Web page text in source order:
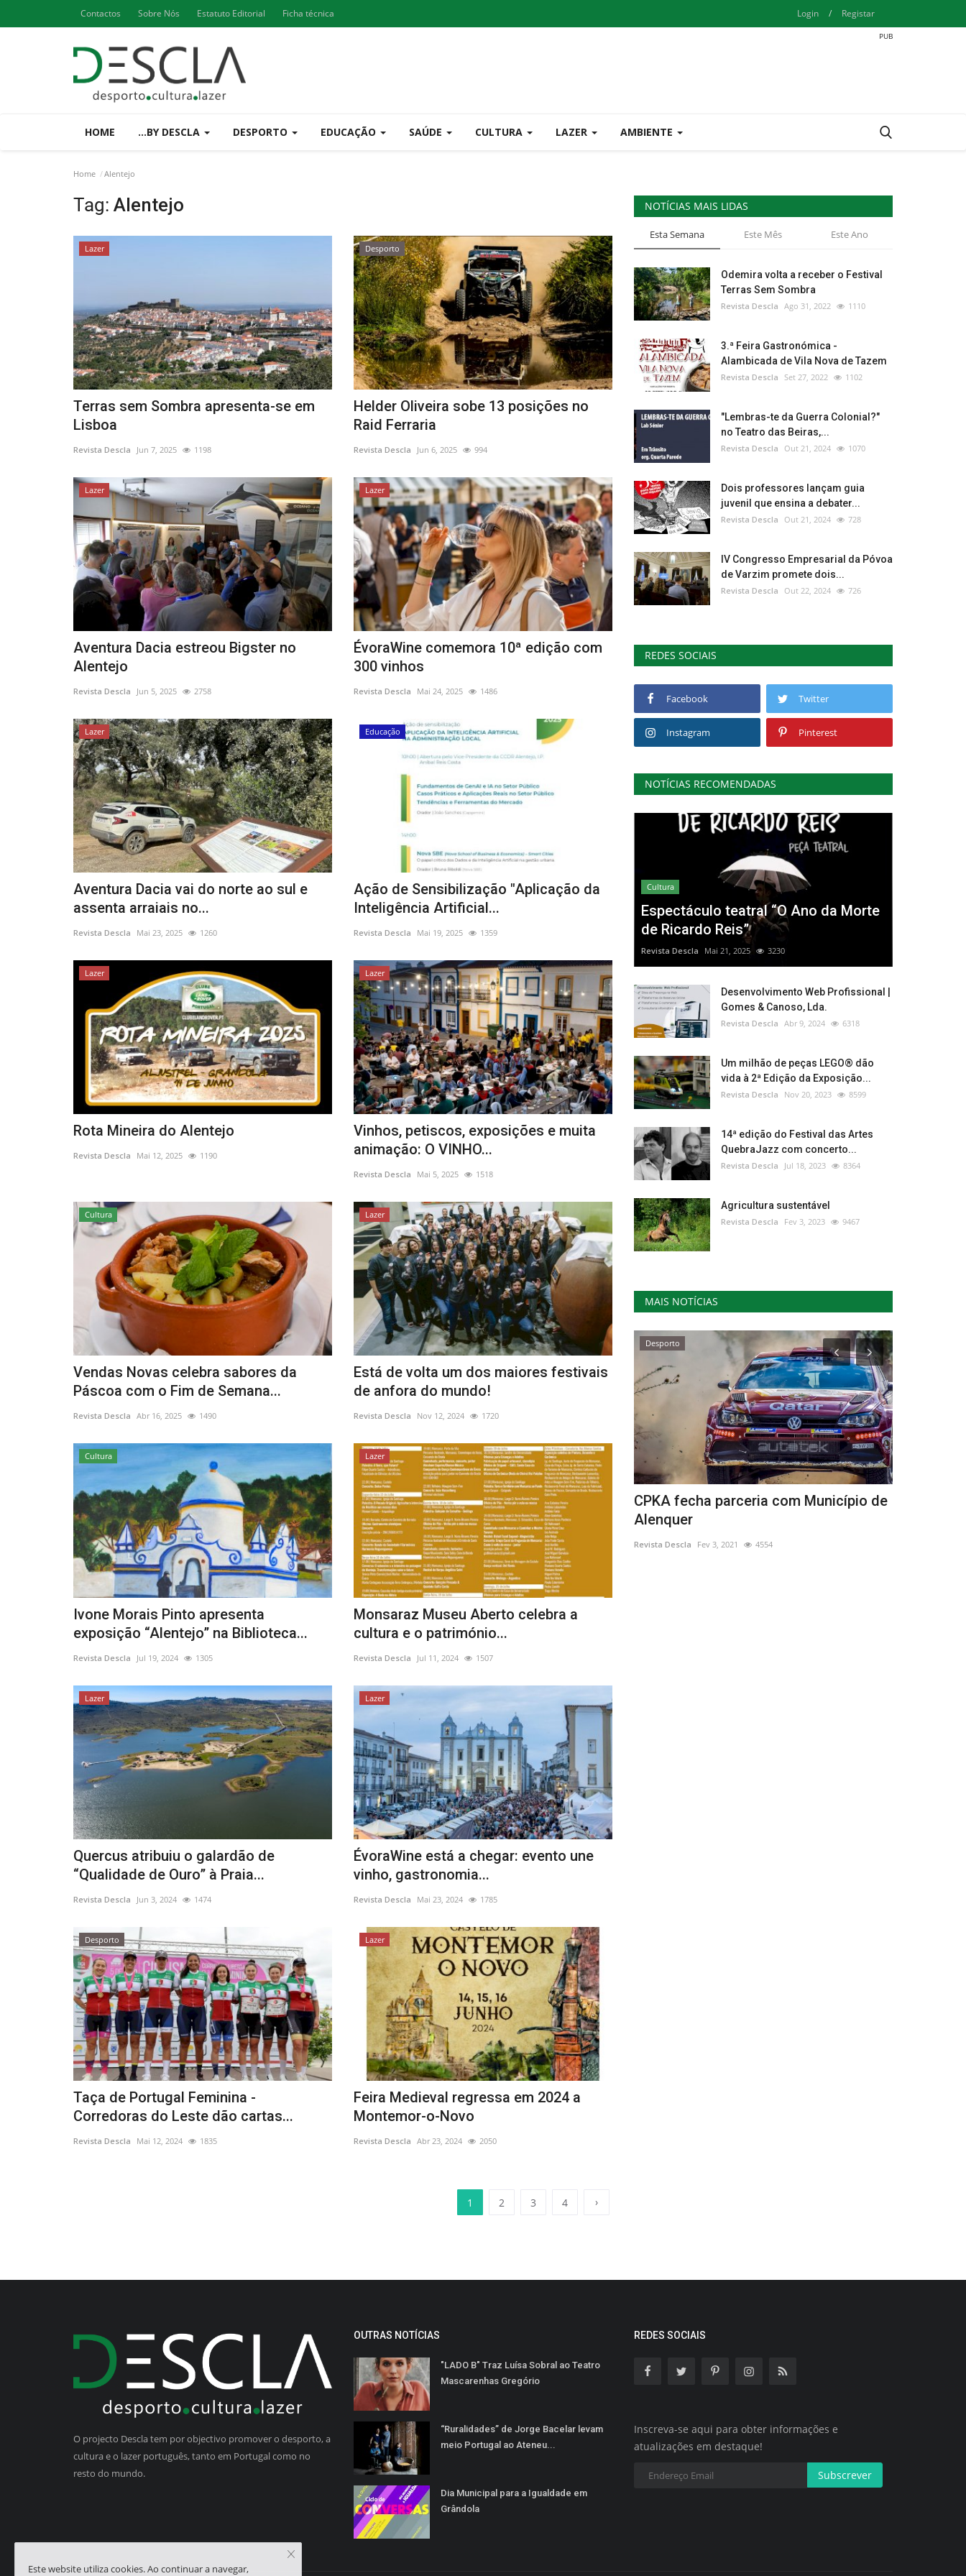
Contactos Sobre Nós Estatuto Editorial Ficha técnica Login / Registar
HOME ...BY DESCLA DESPORTO EDUCAÇÃO SAÚDE CULTURA LAZER AMBIENTE
Home Alentejo
Tag: Alentejo
Lazer
Terras sem Sombra apresenta-se em
Lisboa
Revista Descla Jun 7, 2025 1198
Desporto
Helder Oliveira sobe 13 posições no
Raid Ferraria
Revista Descla Jun 6, 2025 994
Lazer
Aventura Dacia estreou Bigster no
Alentejo
Revista Descla Jun 5, 2025 2758
Lazer
ÉvoraWine comemora 10ª edição com
300 vinhos
Revista Descla Mai 24, 2025 1486
Lazer
Aventura Dacia vai do norte ao sul e
assenta arraiais no...
Revista Descla Mai 23, 2025 1260
Educação
Ação de Sensibilização "Aplicação da
Inteligência Artificial...
Revista Descla Mai 19, 2025 1359
Lazer
Rota Mineira do Alentejo
Revista Descla Mai 12, 2025 1190
Lazer
Vinhos, petiscos, exposições e muita
animação: O VINHO...
Revista Descla Mai 5, 2025 1518
Cultura
Vendas Novas celebra sabores da
Páscoa com o Fim de Semana...
Revista Descla Abr 16, 2025 1490
Lazer
Está de volta um dos maiores festivais
de anfora do mundo!
Revista Descla Nov 12, 2024 1720
Cultura
Ivone Morais Pinto apresenta
exposição “Alentejo” na Biblioteca...
Revista Descla Jul 19, 2024 1305
Lazer
Monsaraz Museu Aberto celebra a
cultura e o património...
Revista Descla Jul 11, 2024 1507
Lazer
Quercus atribuiu o galardão de
“Qualidade de Ouro” à Praia...
Revista Descla Jun 3, 2024 1474
Lazer
ÉvoraWine está a chegar: evento une
vinho, gastronomia...
Revista Descla Mai 23, 2024 1785
Desporto
Taça de Portugal Feminina -
Corredoras do Leste dão cartas...
Revista Descla Mai 12, 2024 1835
Lazer
Feira Medieval regressa em 2024 a
Montemor-o-Novo
Revista Descla Abr 23, 2024 2050
1 2 3 4 ›
NOTÍCIAS MAIS LIDAS
Esta Semana Este Mês Este Ano
Odemira volta a receber o Festival
Terras Sem Sombra
Revista Descla Ago 31, 2022 1110
3.ª Feira Gastronómica -
Alambicada de Vila Nova de Tazem
Revista Descla Set 27, 2022 1102
"Lembras-te da Guerra Colonial?"
no Teatro das Beiras,...
Revista Descla Out 21, 2024 1070
Dois professores lançam guia
juvenil que ensina a debater...
Revista Descla Out 21, 2024 728
IV Congresso Empresarial da Póvoa
de Varzim promete dois...
Revista Descla Out 22, 2024 726
REDES SOCIAIS
Facebook Twitter
Instagram Pinterest
NOTÍCIAS RECOMENDADAS
Cultura
Espectáculo teatral “O Ano da Morte
de Ricardo Reis”
Revista Descla Mai 21, 2025 3230
Desenvolvimento Web Profissional |
Gomes & Canoso, Lda.
Revista Descla Abr 9, 2024 6318
Um milhão de peças LEGO® dão
vida à 2ª Edição da Exposição...
Revista Descla Nov 20, 2023 8599
14ª edição do Festival das Artes
QuebraJazz com concerto...
Revista Descla Jul 18, 2023 8364
Agricultura sustentável
Revista Descla Fev 3, 2023 9467
MAIS NOTÍCIAS
Ambiente
Parque Biológico de Gaia prepara-se
para receber dois linces...
Revista Descla Jun 7, 2023 2621
Cultura
Monção decorada com Árvores de
Natal Criadas pelas Colectividades
Revista Descla Dez 13, 2021 3141
Desporto
CPKA fecha parceria com Município de
Alenquer
Revista Descla Fev 3, 2021 4554
O projecto Descla tem por objectivo promover o desporto, a
cultura e o lazer português, tanto em Portugal como no
resto do mundo.
OUTRAS NOTÍCIAS
"LADO B" Traz Luísa Sobral ao Teatro
Mascarenhas Gregório
“Ruralidades” de Jorge Bacelar levam
meio Portugal ao Ateneu...
Dia Municipal para a Igualdade em
Grândola
REDES SOCIAIS
Inscreva-se aqui para obter informações e
atualizações em destaque!
Subscrever
Este website utiliza cookies. Ao continuar a navegar,